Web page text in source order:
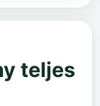
teljes